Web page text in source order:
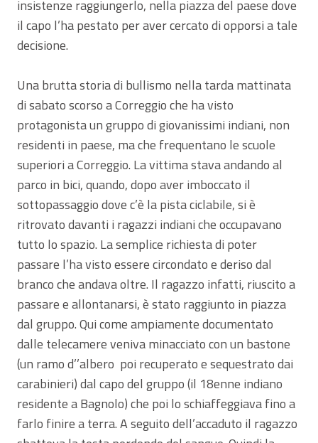
insistenze raggiungerlo, nella piazza del paese dove
il capo l’ha pestato per aver cercato di opporsi a tale
decisione.
Una brutta storia di bullismo nella tarda mattinata
di sabato scorso a Correggio che ha visto
protagonista un gruppo di giovanissimi indiani, non
residenti in paese, ma che frequentano le scuole
superiori a Correggio. La vittima stava andando al
parco in bici, quando, dopo aver imboccato il
sottopassaggio dove c’è la pista ciclabile, si è
ritrovato davanti i ragazzi indiani che occupavano
tutto lo spazio. La semplice richiesta di poter
passare l’ha visto essere circondato e deriso dal
branco che andava oltre. Il ragazzo infatti, riuscito a
passare e allontanarsi, è stato raggiunto in piazza
dal gruppo. Qui come ampiamente documentato
dalle telecamere veniva minacciato con un bastone
(un ramo d’’albero poi recuperato e sequestrato dai
carabinieri) dal capo del gruppo (il 18enne indiano
residente a Bagnolo) che poi lo schiaffeggiava fino a
farlo finire a terra. A seguito dell’accaduto il ragazzo